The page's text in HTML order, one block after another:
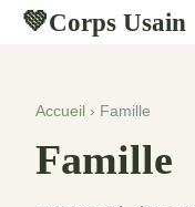
💚Corps Usain
Accueil › Famille
Famille